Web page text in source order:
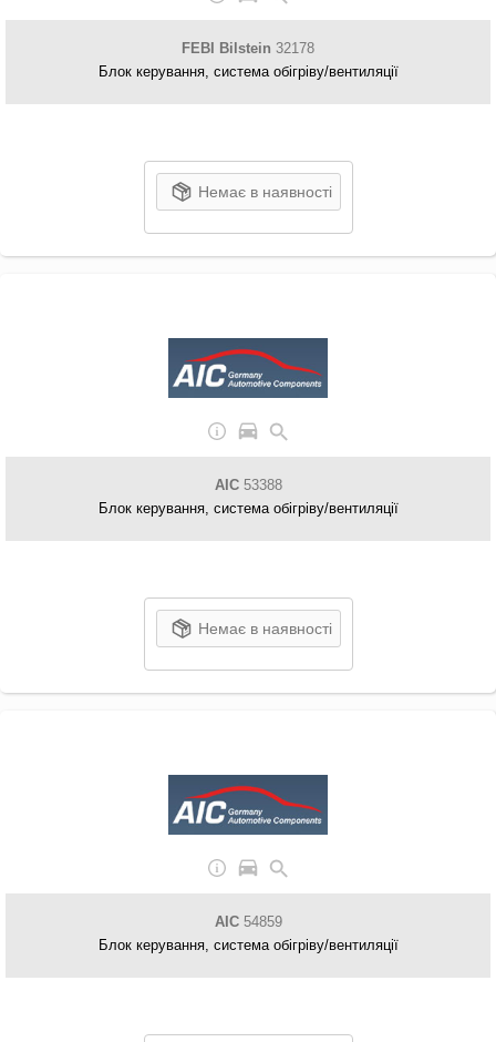
FEBI Bilstein 32178
Блок керування, система обігріву/вентиляції
Немає в наявності
AIC53388
Блок керування, система обігріву/вентиляції
Немає в наявності
AIC54859
Блок керування, система обігріву/вентиляції